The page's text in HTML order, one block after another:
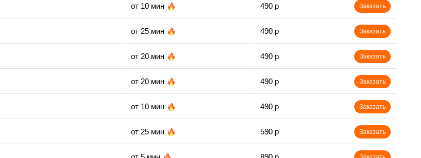
от 10 мин 490 р Заказать
от 25 мин 490 р Заказать
от 20 мин 490 р Заказать
от 20 мин 490 р Заказать
от 10 мин 490 р Заказать
от 25 мин 590 р Заказать